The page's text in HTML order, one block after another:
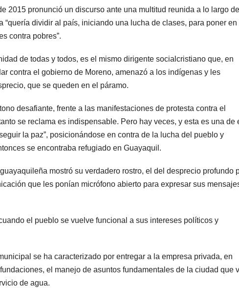
2015 pronunció un discurso ante una multitud reunida a lo largo
“quería dividir al país, iniciando una lucha de clases, para poner en
contra pobres”.
de todas y todos, es el mismo dirigente socialcristiano que, en
contra el gobierno de Moreno, amenazó a los indígenas y les
que se queden en el páramo.
desafiante, frente a las manifestaciones de protesta contra el
se reclama es indispensable. Pero hay veces, y esta es una de
la paz”, posicionándose en contra de la lucha del pueblo y
se encontraba refugiado en Guayaquil.
mostró su verdadero rostro, el del desprecio profundo
que les ponían micrófono abierto para expresar sus
el pueblo se vuelve funcional a sus intereses políticos y
se ha caracterizado por entregar a la empresa privada, en
el manejo de asuntos fundamentales de la ciudad que
de agua.